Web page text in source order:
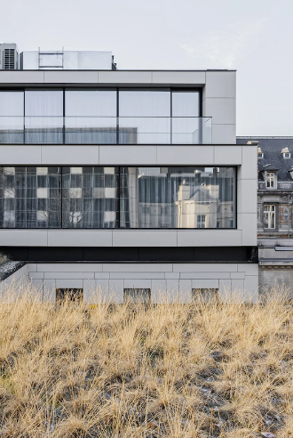
De opdrachtgever, een
Overheid aangezet om de
interieur voor het Vlaams
de principes van NWOW
werkplekken. Composiet-
het interieur toegepast voor
meubilair. Hierdoor worden
rustige uitstraling. De grote
te vergroot.